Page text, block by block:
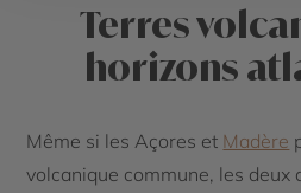
Terres
horizons
Même si les Açores et Madère
volcanique commune, les deux